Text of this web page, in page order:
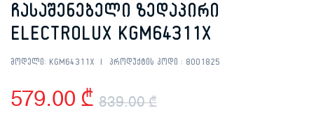
ჩასაშენებელი ზედაპირი
ELECTROLUX KGM64311X
მოდელი: KGM64311X პროდუქტის კოდი : 8001825
839.00₾
579.00 ₾